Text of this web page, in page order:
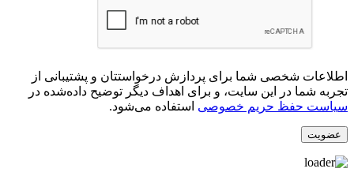
اطلاعات شخصی شما برای پردازش درخواستتان و پشتیبانی از
تجربه شما در این سایت، و برای اهداف دیگر توضیح داده‌شده در
سیاست حفظ حریم خصوصی استفاده می‌شود.
عضویت